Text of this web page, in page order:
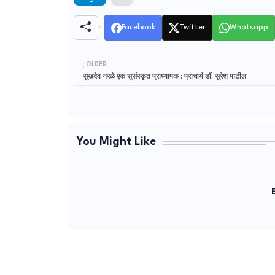
Facebook Twitter Whatsapp
OLDER
सुखदेव नरळे एक सुसंस्कृत प्राध्यापक : प्राचार्य डॉ. सुरेश पाटील
You Might Like